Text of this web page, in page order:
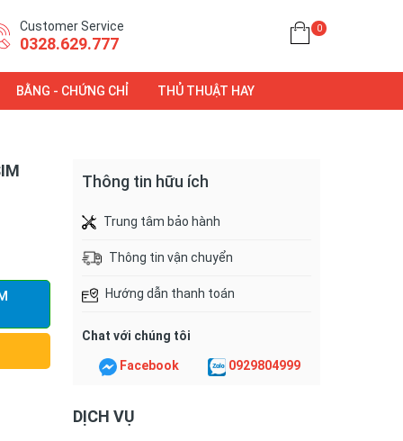
Customer Service
0328.629.777
0
BẰNG - CHỨNG CHỈ THỦ THUẬT HAY
Thông tin hữu ích
Trung tâm bảo hành
Thông tin vận chuyển
Hướng dẫn thanh toán
Chat với chúng tôi
Facebook 0929804999
DỊCH VỤ